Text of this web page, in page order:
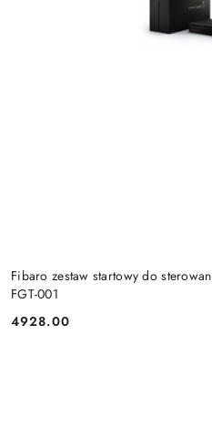
Fibaro zestaw startowy do
FGT-001
Cena:
4928.00